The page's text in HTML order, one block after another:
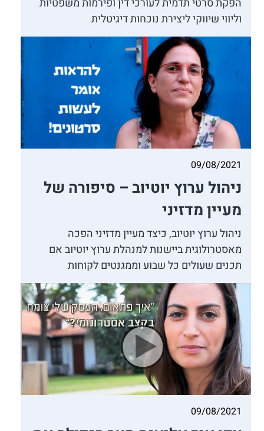
הפקת סרטי תדמית לעורכי דין ופירמות משפטיות
וליווי שיווקי ליצירת נוכחות דיגיטלית
09/08/2021
ניהול ערוץ יוטיוב – סיפורה של
מעיין מדזיני
ניהול ערוץ יוטיוב, כיצד מעיין מדזיני הפכה
מאסטרולוגית ביישנות למנהלת ערוץ יוטיוב אם
תכנים שעולים כל שבוע וממגנטים לקוחות
09/08/2021